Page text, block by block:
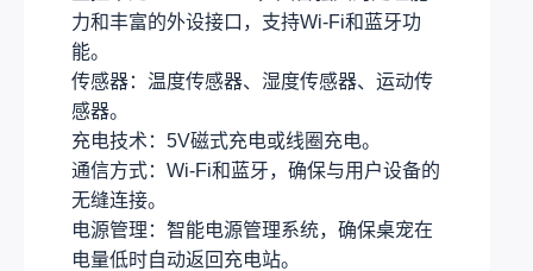
力和丰富的外设接口，支持Wi-Fi和蓝牙功
能。
传感器：温度传感器、湿度传感器、运动传
感器。
充电技术：5V磁式充电或线圈充电。
通信方式：Wi-Fi和蓝牙，确保与用户设备的
无缝连接。
电源管理：智能电源管理系统，确保桌宠在
电量低时自动返回充电站。